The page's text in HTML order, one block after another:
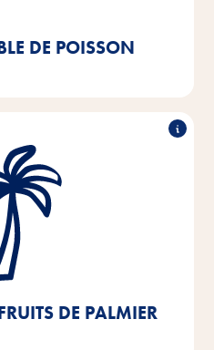
DE POISSON
DE PALMIER
fruits de palme
à l'abandon total de
de palmiste. Le peu
nous utilisons encore
sources certifiées RSPO.